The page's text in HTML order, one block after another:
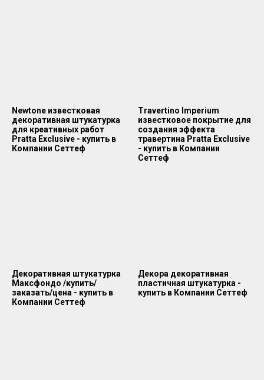
Newtone известковая
декоративная штукатурка
для креативных работ
Pratta Exclusive - купить в
Компании Сеттеф
Travertino Imperium
известковое покрытие для
создания эффекта
травертина Pratta Exclusive
- купить в Компании
Сеттеф
Декоративная штукатурка
Максфондо /купить/
заказать/цена - купить в
Компании Сеттеф
Декора декоративная
пластичная штукатурка -
купить в Компании Сеттеф